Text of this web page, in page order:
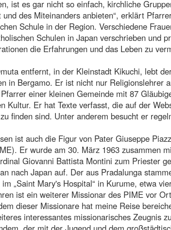
ist es gar nicht so einfach, kirchliche
des Miteinanders anbieten“, erklärt
Schule in der Region. Verschiedene
Schulen in Japan verschrieben und
die Erfahrungen und das Leben zu
entfernt, in der Kleinstadt Kikuchi, lebt
in Bergamo. Er ist nicht nur Religionslehrer
einer kleinen Gemeinde mit 87
Kultur. Er hat Texte verfasst, die auf der
finden sind. Unter anderem besucht er
ist auch die Figur von Pater Giuseppe
Er wurde am 30. März 1963 zusammen
Giovanni Battista Montini zum Priester
nach Japan auf. Der aus Pradalunga
„Saint Mary's Hospital“ in Kurume, etwa
ist ein weiterer Missionar des PIME vor
dieser Missionare hat meine Reise
interessantes missionarisches Zeugnis